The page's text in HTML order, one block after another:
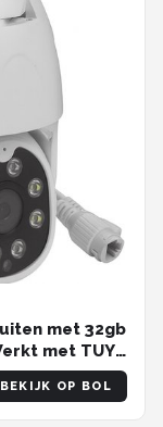
met 32gb
met TUYA
-
BEKIJK OP BOL